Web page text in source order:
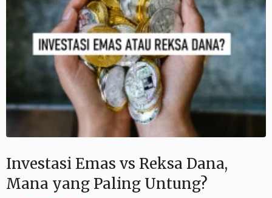
Investasi Emas vs Reksa Dana,
Mana yang Paling Untung?